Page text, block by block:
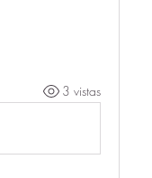
3 vistas